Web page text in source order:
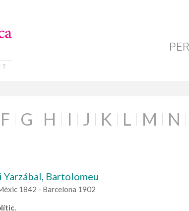
F G H I J K L M N
Yarzábal, Bartolomeu
1842 - Barcelona 1902